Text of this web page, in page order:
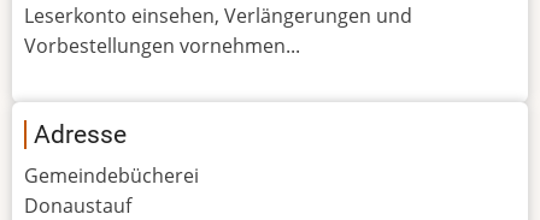
Leserkonto einsehen, Verlängerungen und
Vorbestellungen vornehmen...
Adresse
Gemeindebücherei
Donaustauf